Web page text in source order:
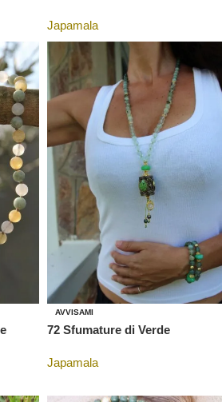
Japamala
AVVISAMI
72 Sfumature di Verde
Japamala